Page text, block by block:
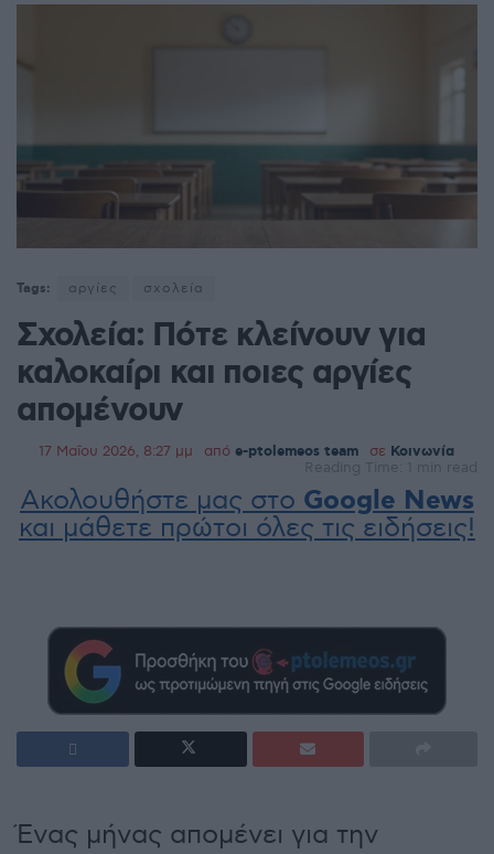
Tags: αργίες σχολεία
Σχολεία: Πότε κλείνουν για
καλοκαίρι και ποιες αργίες
απομένουν
17 Μαΐου 2026, 8:27 μμ από e-ptolemeos team σε Κοινωνία
Reading Time: 1 min read
Ακολουθήστε μας στο Google News
και μάθετε πρώτοι όλες τις ειδήσεις!
Ένας μήνας απομένει για την